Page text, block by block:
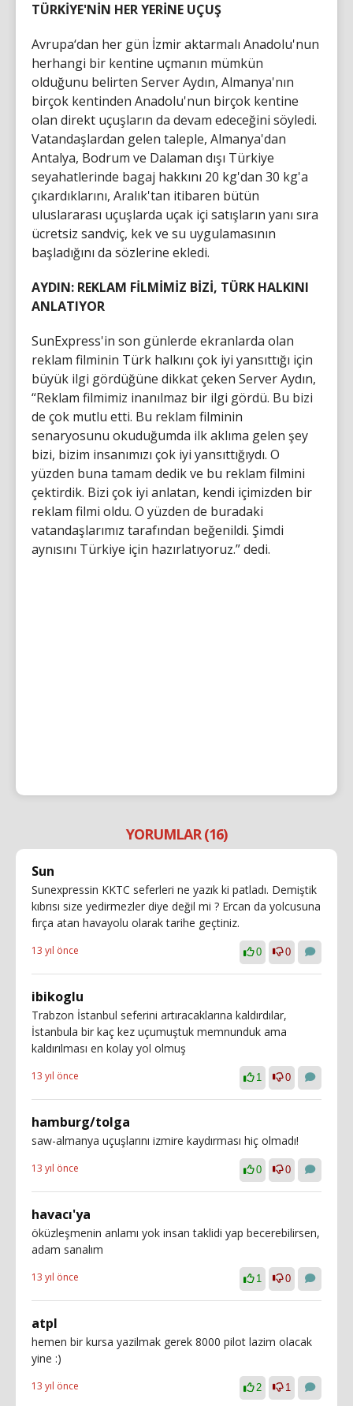
TÜRKİYE'NİN HER YERİNE UÇUŞ
Avrupa‘dan her gün İzmir aktarmalı Anadolu'nun
herhangi bir kentine uçmanın mümkün
olduğunu belirten Server Aydın, Almanya'nın
birçok kentinden Anadolu'nun birçok kentine
olan direkt uçuşların da devam edeceğini söyledi.
Vatandaşlardan gelen taleple, Almanya'dan
Antalya, Bodrum ve Dalaman dışı Türkiye
seyahatlerinde bagaj hakkını 20 kg'dan 30 kg'a
çıkardıklarını, Aralık'tan itibaren bütün
uluslararası uçuşlarda uçak içi satışların yanı sıra
ücretsiz sandviç, kek ve su uygulamasının
başladığını da sözlerine ekledi.
AYDIN: REKLAM FİLMİMİZ BİZİ, TÜRK HALKINI
ANLATIYOR
SunExpress'in son günlerde ekranlarda olan
reklam filminin Türk halkını çok iyi yansıttığı için
büyük ilgi gördüğüne dikkat çeken Server Aydın,
“Reklam filmimiz inanılmaz bir ilgi gördü. Bu bizi
de çok mutlu etti. Bu reklam filminin
senaryosunu okuduğumda ilk aklıma gelen şey
bizi, bizim insanımızı çok iyi yansıttığıydı. O
yüzden buna tamam dedik ve bu reklam filmini
çektirdik. Bizi çok iyi anlatan, kendi içimizden bir
reklam filmi oldu. O yüzden de buradaki
vatandaşlarımız tarafından beğenildi. Şimdi
aynısını Türkiye için hazırlatıyoruz.” dedi.
YORUMLAR (16)
Sun
Sunexpressin KKTC seferleri ne yazık ki patladı. Demiştik
kıbrısı size yedirmezler diye değil mi ? Ercan da yolcusuna
fırça atan havayolu olarak tarihe geçtiniz.
13 yıl önce 0 0
ibikoglu
Trabzon İstanbul seferini artıracaklarına kaldırdılar,
İstanbula bir kaç kez uçumuştuk memnunduk ama
kaldırılması en kolay yol olmuş
13 yıl önce 1 0
hamburg/tolga
saw-almanya uçuşlarını izmire kaydırması hiç olmadı!
13 yıl önce 0 0
havacı'ya
öküzleşmenin anlamı yok insan taklidi yap becerebilirsen,
adam sanalım
13 yıl önce 1 0
atpl
hemen bir kursa yazilmak gerek 8000 pilot lazim olacak
yine :)
13 yıl önce 2 1